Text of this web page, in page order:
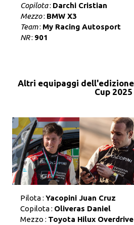
Copilota: Darchi Cristian
Mezzo: BMW X3
Team: My Racing Autosport
NR: 901
Altri equipaggi
Cup 2025
Pilota : Yacopini Juan Cruz
Copilota : Oliveras Daniel
Mezzo : Toyota Hilux Overdrive